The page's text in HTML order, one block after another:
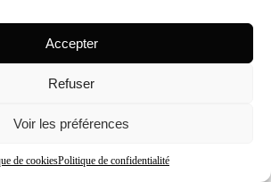
Accepter
Refuser
Voir les préférences
de cookiesPolitique de confidentialité